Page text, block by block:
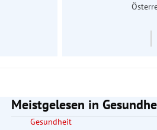
Meistgelesen in
Gesundheit